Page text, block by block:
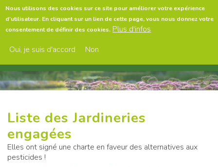
Nous utilisons des cookies sur ce site pour améliorer votre expérience
d'utilisateur. En cliquant sur un lien de cette page, vous nous donnez votre
consentement de définir des cookies. Plus d'infos
Oui, je suis d'accord
Non
Aller
au
contenu
Liste des Jardineries
engagées
Elles ont signé une charte en faveur des alternatives aux
pesticides !